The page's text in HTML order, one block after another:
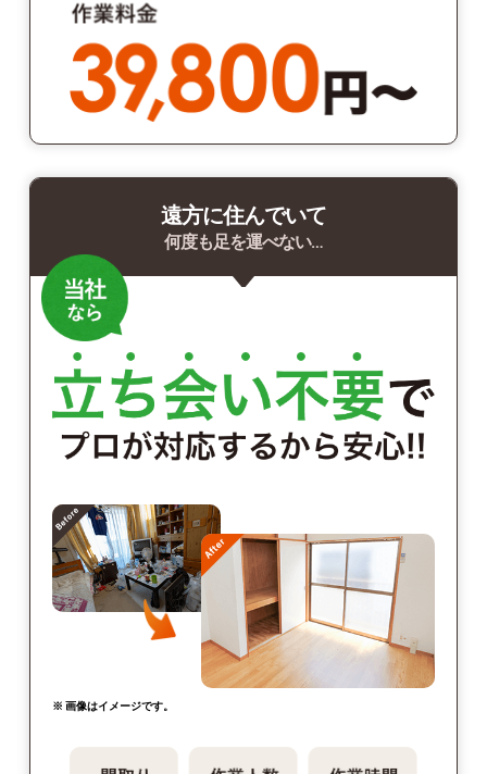
遠方に住んでいて
何度も足を運べない…
※ 画像はイメージです。